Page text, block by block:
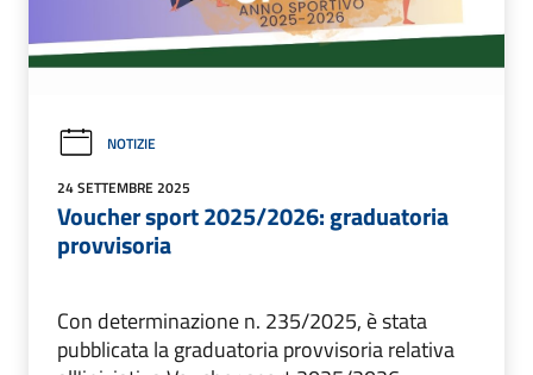
NOTIZIE
24 SETTEMBRE 2025
Voucher sport 2025/2026: graduatoria
provvisoria
Con determinazione n. 235/2025, è stata
pubblicata la graduatoria provvisoria relativa